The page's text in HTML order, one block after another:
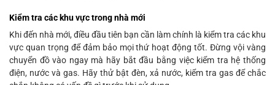
Kiểm tra các khu vực trong nhà mới
Khi đến nhà mới, điều đầu tiên bạn cần làm chính là kiểm tra các khu
vực quan trọng để đảm bảo mọi thứ hoạt động tốt. Đừng vội vàng
chuyển đồ vào ngay mà hãy bắt đầu bằng việc kiểm tra hệ thống
điện, nước và gas. Hãy thử bật đèn, xả nước, kiểm tra gas để chắc